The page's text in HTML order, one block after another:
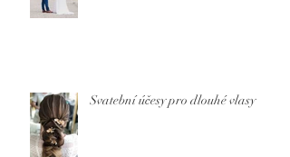
Svatební účesy pro dlouhé vlasy